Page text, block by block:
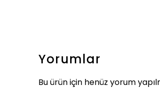
Yorumlar
Bu ürün için henüz yorum